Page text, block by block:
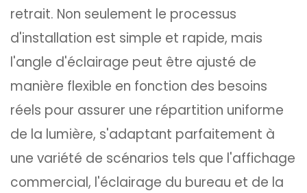
retrait. Non seulement le processus
d'installation est simple et rapide, mais
l'angle d'éclairage peut être ajusté de
manière flexible en fonction des besoins
réels pour assurer une répartition uniforme
de la lumière, s'adaptant parfaitement à
une variété de scénarios tels que l'affichage
commercial, l'éclairage du bureau et de la